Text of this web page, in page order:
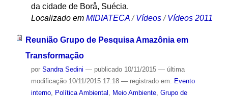
da cidade de Borå, Suécia.
Localizado em MIDIATECA /Vídeos /Vídeos 2011
Reunião Grupo de Pesquisa Amazônia em
Transformação
por Sandra Sedini — publicado10/11/2015 — última
modificação10/11/2015 17:18 — registrado em: Evento
interno, Política Ambiental Meio Ambiente, Grupo de